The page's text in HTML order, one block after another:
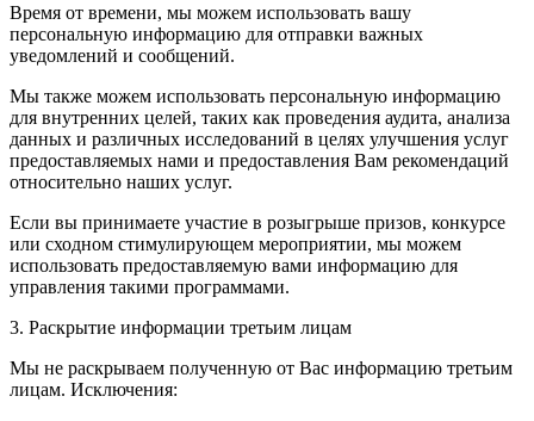
Время от времени, мы можем использовать вашу
персональную информацию для отправки важных
уведомлений и сообщений.
Мы также можем использовать персональную информацию
для внутренних целей, таких как проведения аудита, анализа
данных и различных исследований в целях улучшения услуг
предоставляемых нами и предоставления Вам рекомендаций
относительно наших услуг.
Если вы принимаете участие в розыгрыше призов, конкурсе
или сходном стимулирующем мероприятии, мы можем
использовать предоставляемую вами информацию для
управления такими программами.
3. Раскрытие информации третьим лицам
Мы не раскрываем полученную от Вас информацию третьим
лицам. Исключения: